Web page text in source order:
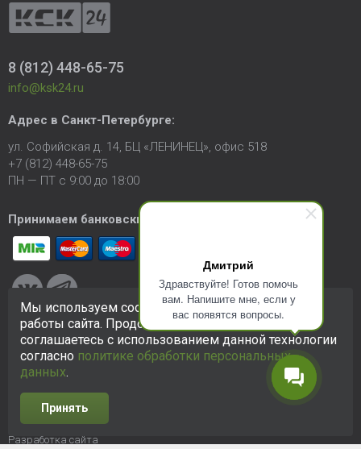
Дмитрий
Здравствуйте! Готов помочь
вам. Напишите мне, если у
вас появятся вопросы.
8 (812) 448-65-75
info@ksk24.ru
Адрес в Санкт-Петербурге:
ул. Софийская д. 14, БЦ «ЛЕНИНЕЦ», офис 518
+7 (812) 448-65-75
ПН — ПТ с 9:00 до 18:00
Принимаем банковские карты:
© 2005-2026 ООО «КСК». Сайтhttps://ksk24.ruсоздан
исключительно в информационных целях и любая информация
на сайте не является публичной офертой.
Политика в
отношении персональных данных
Разработка сайта
Мы используем cookie-файлы для улучшения
работы сайта. Продолжая использовать сайт, вы
соглашаетесь с использованием данной технологии
согласно политике обработки персональных
данных.
Принять